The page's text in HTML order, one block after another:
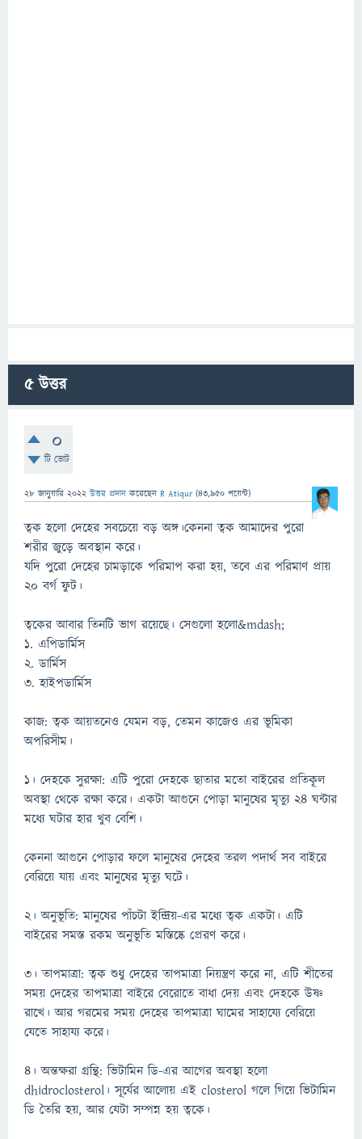
5উত্তর
0
টি ভোট
28 জানুয়ারি 2022 উত্তর প্রদান করেছেন R Atiqur (43,950 পয়েন্ট)
ত্বক হলো দেহের সবচেয়ে বড় অঙ্গ।কেননা ত্বক আমাদের পুরো
শরীর জুড়ে অবস্থান করে।
যদি পুরো দেহের চামড়াকে পরিমাপ করা হয়, তবে এর পরিমাণ প্রায়
২০ বর্গ ফুট।
ত্বকের আবার তিনটি ভাগ রয়েছে। সেগুলো হলো&mdash;
১. এপিডার্মিস
২. ডার্মিস
৩. হাইপডার্মিস
কাজ: ত্বক আয়তনেও যেমন বড়, তেমন কাজেও এর ভূমিকা
অপরিসীম।
১। দেহকে সুরক্ষা: এটি পুরো দেহকে ছাতার মতো বাইরের প্রতিকূল
অবস্থা থেকে রক্ষা করে। একটা আগুনে পোড়া মানুষের মৃত্যু ২৪ ঘন্টার
মধ্যে ঘটার হার খুব বেশি।
কেননা আগুনে পোড়ার ফলে মানুষের দেহের তরল পদার্থ সব বাইরে
বেরিয়ে যায় এবং মানুষের মৃত্যু ঘটে।
২। অনুভূতি: মানুষের পাঁচটা ইন্দ্রিয়-এর মধ্যে ত্বক একটা। এটি
বাইরের সমস্ত রকম অনুভূতি মস্তিষ্কে প্রেরণ করে।
৩। তাপমাত্রা: ত্বক শুধু দেহের তাপমাত্রা নিয়ন্ত্রণ করে না, এটি শীতের
সময় দেহের তাপমাত্রা বাইরে বেরোতে বাধা দেয় এবং দেহকে উষ্ণ
রাখে। আর গরমের সময় দেহের তাপমাত্রা ঘামের সাহায্যে বেরিয়ে
যেতে সাহায্য করে।
৪। অন্তক্ষরা গ্রন্থি: ভিটামিন ডি-এর আগের অবস্থা হলো
dhidroclosterol। সূর্যের আলোয় এই closterol গলে গিয়ে ভিটামিন
ডি তৈরি হয়, আর যেটা সম্পন্ন হয় ত্বকে।